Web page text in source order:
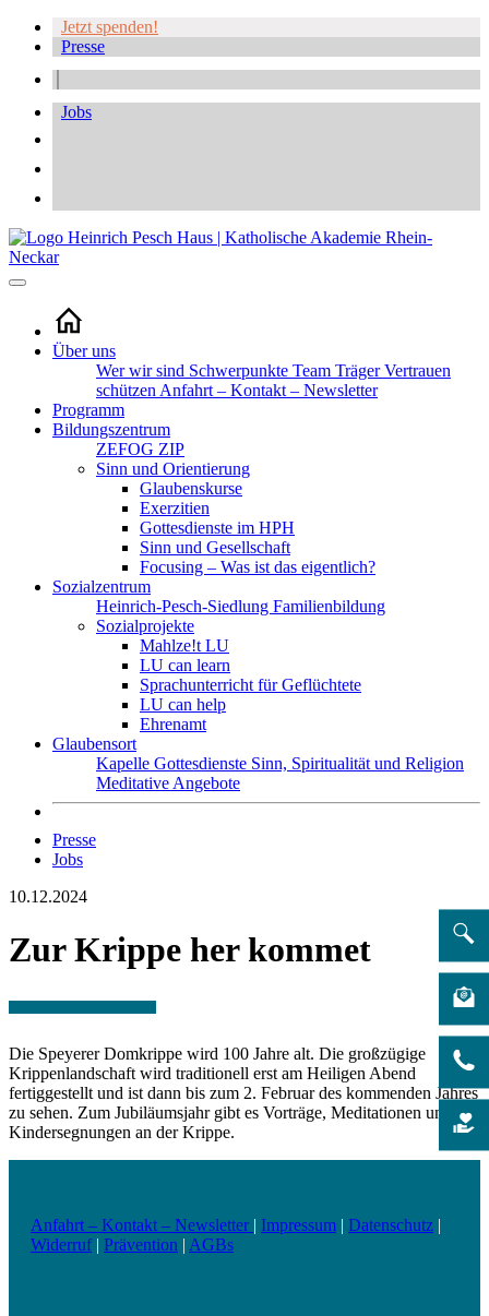
Jetzt spenden!
Presse
Jobs
Über uns
Wer wir sind Schwerpunkte Team TrägerVertrauen
schützen Anfahrt – Kontakt – Newsletter
Programm
Bildungszentrum
ZEFOG ZIP
Sinn und Orientierung
Glaubenskurse
Exerzitien
Gottesdienste im HPH
Sinn und Gesellschaft
Focusing – Was ist das eigentlich?
Sozialzentrum
Heinrich-Pesch-Siedlung Familienbildung
Sozialprojekte
Mahlze!t LU
LU can learn
Sprachunterricht für Geflüchtete
LU can help
Ehrenamt
Glaubensort
Kapelle Gottesdienste Sinn, Spiritualität und Religion
Meditative Angebote
Presse
Jobs
10.12.2024
Zur Krippe her kommet
Die Speyerer Domkrippe wird 100 Jahre alt. Die großzügige
Krippenlandschaft wird traditionell erst am Heiligen Abend
fertiggestellt und ist dann bis zum 2. Februar des kommenden Jahres
zu sehen. Zum Jubiläumsjahr gibt es Vorträge, Meditationen und
Kindersegnungen an der Krippe.
Anfahrt – Kontakt – Newsletter | Impressum | Datenschutz |
Widerruf| Prävention | AGBs